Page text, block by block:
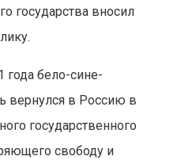
государства вносил
года бело-сине-
вернулся в Россию в
государственного
свободу и